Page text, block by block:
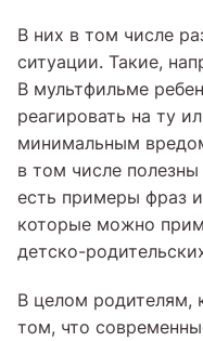
В них в том числе
ситуации. Такие,
В мультфильме
реагировать на ту
минимальным
в том числе
есть примеры фраз
которые можно
детско-
В целом родителям,
том, что